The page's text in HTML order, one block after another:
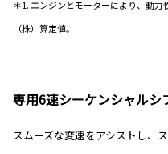
＊1. エンジンとモーターにより、動
（株）算定値。
専用6速シーケンシャルシ
スムーズな変速をアシストし、